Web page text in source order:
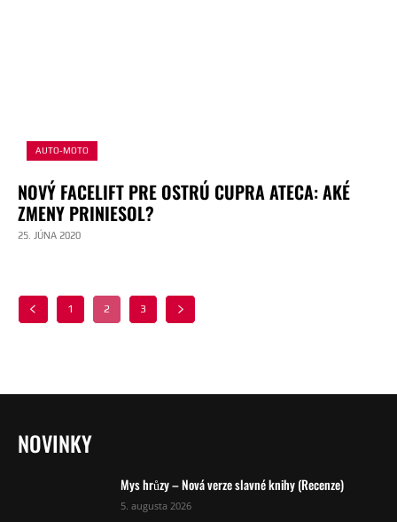
AUTO-MOTO
NOVÝ FACELIFT PRE OSTRÚ CUPRA ATECA: AKÉ
ZMENY PRINIESOL?
25. JÚNA 2020
1 2 3
NOVINKY
Mys hrůzy – Nová verze slavné knihy (Recenze)
5. augusta 2026